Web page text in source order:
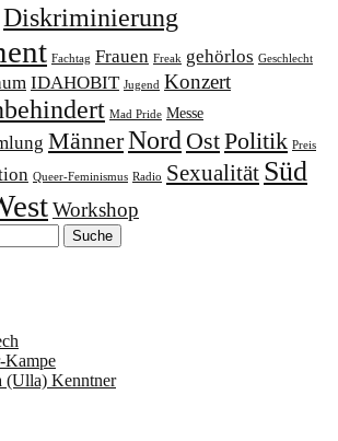
Diskriminierung
Fachtag Frauen Freak gehörlos Geschlecht
IDAHOBIT Jugend Konzert
Mad Pride Messe
MännerNord OstPolitik Preis
Queer-Feminismus Radio Sexualität Süd
Workshop
Kampe
(Ulla) Kenntner